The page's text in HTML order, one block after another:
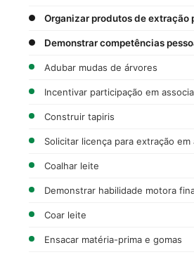
Organizar produtos de extração
Demonstrar competências
Adubar mudas de árvores
Incentivar participação em
Construir tapiris
Solicitar licença para extração
Coalhar leite
Demonstrar habilidade motora
Coar leite
Ensacar matéria-prima e gomas